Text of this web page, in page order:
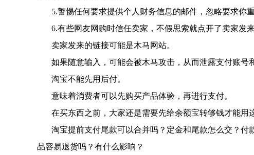
5.警惕任何要求提供个人财务信息的邮件，忽略要求你
6.有些网友网购时信任卖家，不假思索就点开了卖家发
卖家发来的链接可能是木马网站。
如果随意输入，可能会被木马攻击，从而泄露支付账号
淘宝不能先用后付。
意味着消费者可以先购买产品体验，再进行支付。
在买东西之前，大家还是需要先给余额宝转够钱才能用
淘宝提前支付尾款可以合并吗？定金和尾款怎么交？
品容易退货吗？有什么影响？